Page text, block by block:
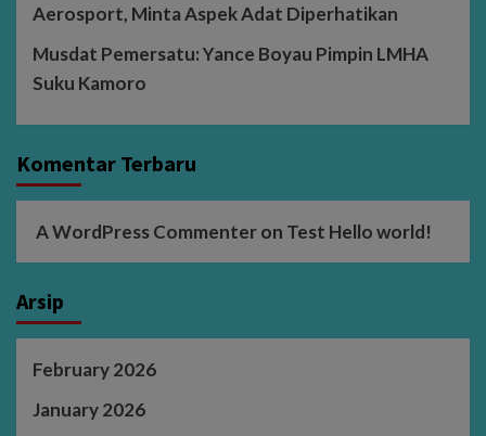
Aerosport, Minta Aspek Adat Diperhatikan
Musdat Pemersatu: Yance Boyau Pimpin LMHA
Suku Kamoro
Komentar Terbaru
A WordPress Commenteron Test Hello world!
Arsip
February 2026
January 2026